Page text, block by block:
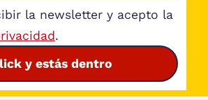
la newsletter y acepto la
.
y estás dentro